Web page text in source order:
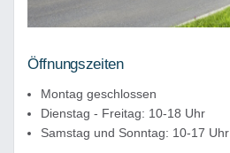
Öffnungszeiten
Montag geschlossen
Dienstag - Freitag: 10-18 Uhr
Samstag und Sonntag: 10-17 Uhr